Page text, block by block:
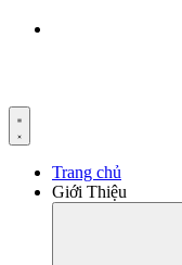
Trang chủ
Giới Thiệu